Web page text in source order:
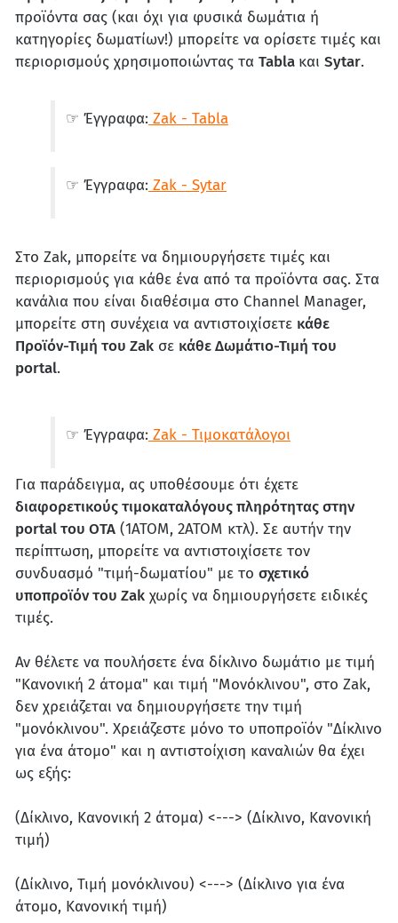
προϊόντα σας (και όχι για φυσικά δωμάτια ή
κατηγορίες δωματίων!) μπορείτε να ορίσετε τιμές και
περιορισμούς χρησιμοποιώντας τα Tabla και Sytar.
☞ Έγγραφα: Zak - Tabla
☞ Έγγραφα: Zak - Sytar
Στο Zak, μπορείτε να δημιουργήσετε τιμές και
περιορισμούς για κάθε ένα από τα προϊόντα σας. Στα
κανάλια που είναι διαθέσιμα στο Channel Manager,
μπορείτε στη συνέχεια να αντιστοιχίσετε κάθε
Προϊόν-Τιμή του Zak σε κάθε Δωμάτιο-Τιμή του
portal.
☞ Έγγραφα: Zak - Τιμοκατάλογοι
Για παράδειγμα, ας υποθέσουμε ότι έχετε
διαφορετικούς τιμοκαταλόγους πληρότητας στην
portal του OTA (1ΑΤΟΜ, 2ΑΤΟΜ κτλ). Σε αυτήν την
περίπτωση, μπορείτε να αντιστοιχίσετε τον
συνδυασμό "τιμή-δωματίου" με το σχετικό
υποπροϊόν του Zak χωρίς να δημιουργήσετε ειδικές
τιμές.
Αν θέλετε να πουλήσετε ένα δίκλινο δωμάτιο με τιμή
"Κανονική 2 άτομα" και τιμή "Μονόκλινου", στο Zak,
δεν χρειάζεται να δημιουργήσετε την τιμή
"μονόκλινου". Χρειάζεστε μόνο το υποπροϊόν "Δίκλινο
για ένα άτομο" και η αντιστοίχιση καναλιών θα έχει
ως εξής:
(Δίκλινο, Κανονική 2 άτομα) <---> (Δίκλινο, Κανονική
τιμή)
(Δίκλινο, Τιμή μονόκλινου) <---> (Δίκλινο για ένα
άτομο, Κανονική τιμή)